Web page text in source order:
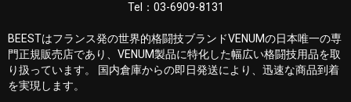
Tel：03-6909-8131
BEESTはフランス発の世界的格闘技ブランドVENUMの日本唯一の専
門正規販売店であり、VENUM製品に特化した幅広い格闘技用品を取
り扱っています。 国内倉庫からの即日発送により、迅速な商品到着
を実現します。